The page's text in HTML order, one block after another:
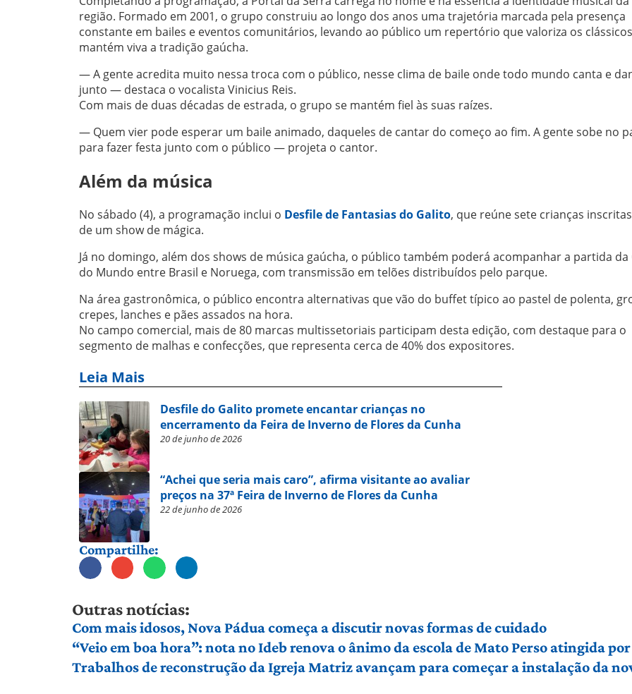
região. Formado em 2001, o grupo construiu ao longo dos anos uma trajetória marcada pela presença
constante em bailes e eventos comunitários, levando ao público um repertório que valoriza os
mantém viva a tradição gaúcha.
— A gente acredita muito nessa troca com o público, nesse clima de baile onde todo mundo canta e
junto — destaca o vocalista Vinicius Reis.
Com mais de duas décadas de estrada, o grupo se mantém fiel às suas raízes.
— Quem vier pode esperar um baile animado, daqueles de cantar do começo ao fim. A gente sobe no
para fazer festa junto com o público — projeta o cantor.
Além da música
No sábado (4), a programação inclui o Desfile de Fantasias do Galito, que reúne sete crianças
de um show de mágica.
Já no domingo, além dos shows de música gaúcha, o público também poderá acompanhar a partida da
do Mundo entre Brasil e Noruega, com transmissão em telões distribuídos pelo parque.
Na área gastronômica, o público encontra alternativas que vão do buffet típico ao pastel de polenta,
crepes, lanches e pães assados na hora.
No campo comercial, mais de 80 marcas multissetoriais participam desta edição, com destaque para o
segmento de malhas e confecções, que representa cerca de 40% dos expositores.
Leia Mais
Desfile do Galito promete encantar crianças no
encerramento da Feira de Inverno de Flores da Cunha
20 de junho de 2026
“Achei que seria mais caro”, afirma visitante ao avaliar
preços na 37ª Feira de Inverno de Flores da Cunha
22 de junho de 2026
Compartilhe:
Outras notícias:
Com mais idosos, Nova Pádua começa a discutir novas formas de cuidado
“Veio em boa hora”: nota no Ideb renova o ânimo da escola de Mato Perso atingida
Trabalhos de reconstrução da Igreja Matriz avançam para começar a instalação da